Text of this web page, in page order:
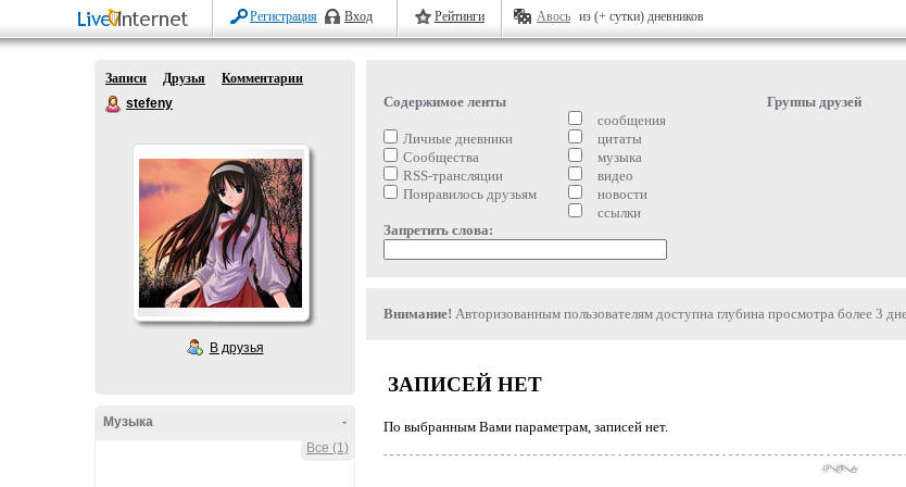
Регистрация Вход Рейтинги Авось из (+ сутки) дневников
Записи Друзья
Комментарии
stefeny
В друзья
-
Музыка
Все (1)
Содержимое ленты
Личные дневники
Сообщества
RSS-трансляции
Понравилось друзьям
сообщения
цитаты
музыка
видео
новости
ссылки
Группы друзей
Запретить слова:
Внимание! Авторизованным пользователям доступна глубина просмотра более 3
ЗАПИСЕЙ НЕТ
По выбранным Вами параметрам, записей нет.